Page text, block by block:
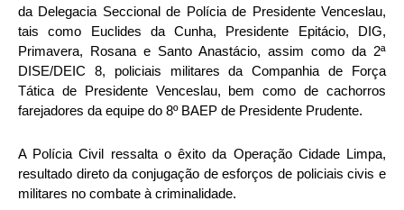
da Delegacia Seccional de Polícia de Presidente Venceslau,
tais como Euclides da Cunha, Presidente Epitácio, DIG,
Primavera, Rosana e Santo Anastácio, assim como da 2ª
DISE/DEIC 8, policiais militares da Companhia de Força
Tática de Presidente Venceslau, bem como de cachorros
farejadores da equipe do 8º BAEP de Presidente Prudente.
A Polícia Civil ressalta o êxito da Operação Cidade Limpa,
resultado direto da conjugação de esforços de policiais civis e
militares no combate à criminalidade.